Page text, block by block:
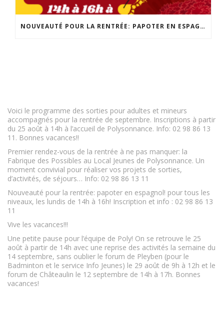
NOUVEAUTÉ POUR LA RENTRÉE: PAPOTER EN ESPAGNOL! POUR TOUS LES NIVEAUX, LES LUNDIS DE 14H À 16H! INSCRIPTION ET INFO : 02 98 86 13 11
Voici le programme des sorties pour adultes et mineurs
accompagnés pour la rentrée de septembre. Inscriptions à partir
du 25 août à 14h à l’accueil de Polysonnance. Info: 02 98 86 13
11. Bonnes vacances!!
Premier rendez-vous de la rentrée à ne pas manquer: la
Fabrique des Possibles au Local Jeunes de Polysonnance. Un
moment convivial pour réaliser vos projets de sorties,
d’activités, de séjours… Info: 02 98 86 13 11
Nouveauté pour la rentrée: papoter en espagnol! pour tous les
niveaux, les lundis de 14h à 16h! Inscription et info : 02 98 86 13
11
Vive les vacances!!!
Une petite pause pour l’équipe de Poly! On se retrouve le 25
août à partir de 14h avec une reprise des activités la semaine du
14 septembre, sans oublier le forum de Pleyben (pour le
Badminton et le service Info Jeunes) le 29 août de 9h à 12h et le
forum de Châteaulin le 12 septembre de 14h à 17h. Bonnes
vacances!